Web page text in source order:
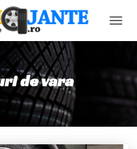
de vara